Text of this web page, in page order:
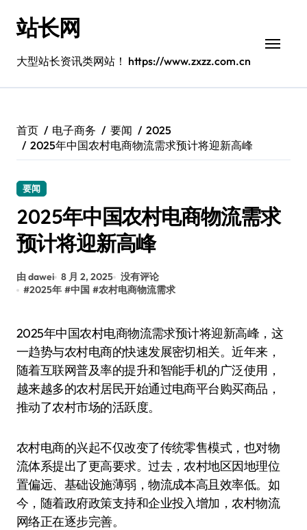
站长网
大型站长资讯类网站！ https://www.zxzz.com.cn
首页 电子商务 要闻
2025
2025年中国农村电商物流需求预计将迎新高峰
要闻
2025年中国农村电商物流需求
预计将迎新高峰
由 dawei 8 月 2, 2025 没有评论
#2025年 #中国 #农村电商物流需求
2025年中国农村电商物流需求预计将迎新高峰，这
一趋势与农村电商的快速发展密切相关。近年来，
随着互联网普及率的提升和智能手机的广泛使用，
越来越多的农村居民开始通过电商平台购买商品，
推动了农村市场的活跃度。
农村电商的兴起不仅改变了传统零售模式，也对物
流体系提出了更高要求。过去，农村地区因地理位
置偏远、基础设施薄弱，物流成本高且效率低。如
今，随着政府政策支持和企业投入增加，农村物流
网络正在逐步完善。